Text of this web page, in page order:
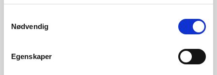
Nødvendig
Egenskaper
Vagle transformatorstasjon, og videre til Stokkeland
transformatorstasjon. Anleggene ligger i Sandnes og Time